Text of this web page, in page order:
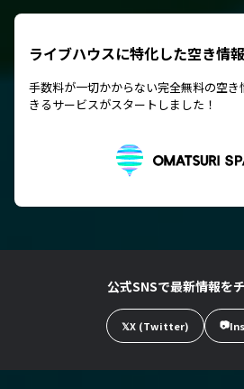
ライブハウスに特化した空き情
手数料が一切かからない完全無料の空
きるサービスがスタートしました！
公式SNSで最新情報を
𝕏X (Twitter) 📷